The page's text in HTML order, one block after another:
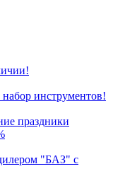
инструментов!
праздники
"БАЗ" с